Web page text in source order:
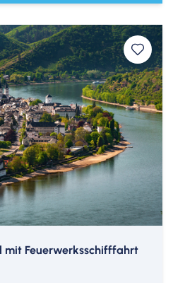
mit Feuerwerksschifffahrt